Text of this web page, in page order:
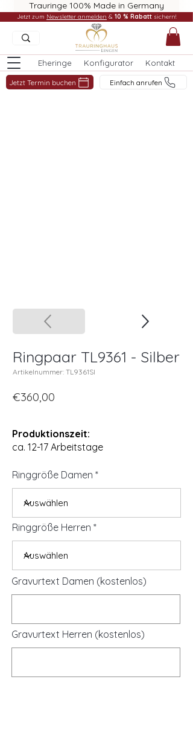
Trauringe 100% Made in Germany
Eheringe Konfigurator Kontakt
Jetzt Termin buchen Einfach anrufen
Jetzt zum Newsletter anmelden & 10 % Rabatt sichern!
Ringpaar TL9361 - Silber
Artikelnummer: TL9361SI
€360,00
Produktionszeit:
ca. 12-17 Arbeitstage
Ringgröße Damen
Ringgröße Herren
Gravurtext Damen (kostenlos)
Gravurtext Herren (kostenlos)